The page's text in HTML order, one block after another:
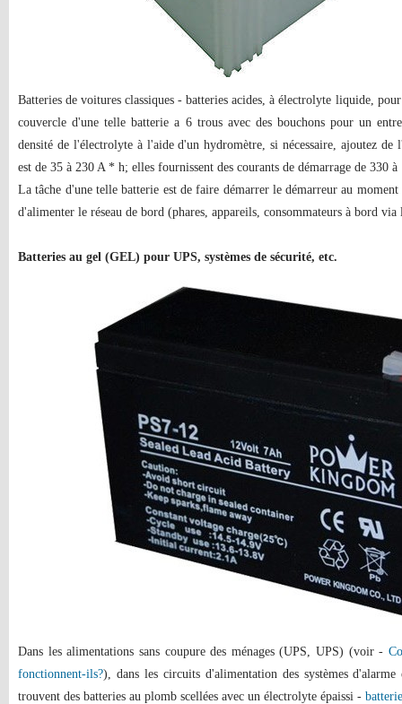
Batteries de voitures classiques - batteries acides, à électrolyte liquide,
couvercle d'une telle batterie a 6 trous avec des bouchons pour un
densité de l'électrolyte à l'aide d'un hydromètre, si nécessaire, ajoutez de
est de 35 à 230 A * h; elles fournissent des courants de démarrage de 330
La tâche d'une telle batterie est de faire démarrer le démarreur au
d'alimenter le réseau de bord (phares, appareils, consommateurs à bord
Batteries au gel (GEL) pour UPS, systèmes de sécurité, etc.
Dans les alimentations sans coupure des ménages (UPS, UPS) (voir -
fonctionnent-ils?), dans les circuits d'alimentation des systèmes
trouvent des batteries au plomb scellées avec un électrolyte épaissi -